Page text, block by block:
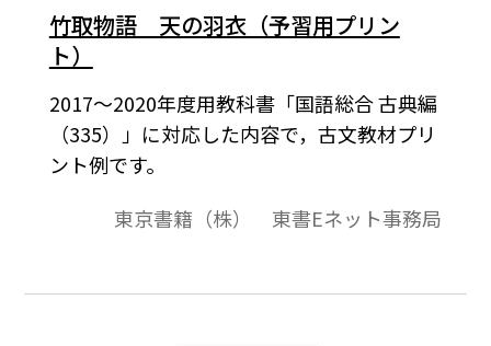
竹取物語 天の羽衣（予習用プリン
ト）
2017～2020年度用教科書「国語総合 古典編
（335）」に対応した内容で，古文教材プリ
ント例です。
東京書籍（株） 東書Eネット事務局